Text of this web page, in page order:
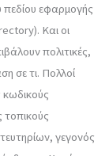
πεδίου εφαρμογής
Και οι
πολιτικές,
σε τι. Πολλοί
κωδικούς
τοπικούς
γεγονός